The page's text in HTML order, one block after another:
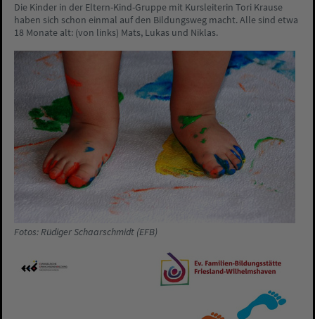
Die Kinder in der Eltern-Kind-Gruppe mit Kursleiterin Tori Krause
haben sich schon einmal auf den Bildungsweg macht. Alle sind etwa
18 Monate alt: (von links) Mats, Lukas und Niklas.
Fotos: Rüdiger Schaarschmidt (EFB)